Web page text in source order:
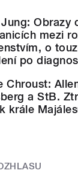
Obrazy
mezi
o
po
Chroust:
a StB.
krále